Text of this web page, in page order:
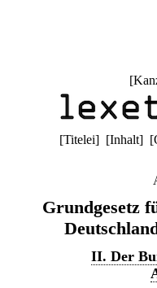
[
[Titelei] [Inhalt] [
Grundgesetz
II. Der